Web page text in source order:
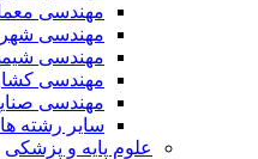
مهندسی معماری
مهندسی
مهندسی شیمی
مهندسی
مهندسی صنایع
سایر رشته های
علوم پایه و پزشکی